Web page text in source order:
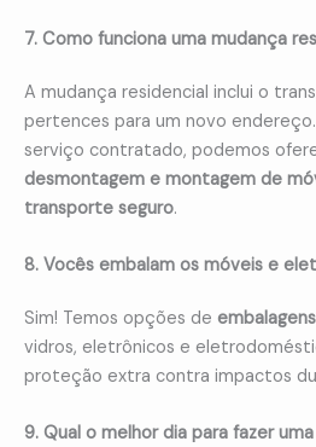
7. Como funciona uma mudança
A mudança residencial inclui o
pertences para um novo
serviço contratado, podemos
desmontagem e montagem de
transporte seguro.
8. Vocês embalam os móveis e
Sim! Temos opções de
vidros, eletrônicos e
proteção extra contra impactos
9. Qual o melhor dia para fazer